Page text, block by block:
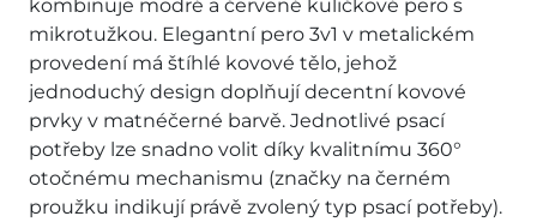
kombinuje modré a červené kuličkové pero s
mikrotužkou. Elegantní pero 3v1 v metalickém
provedení má štíhlé kovové tělo, jehož
jednoduchý design doplňují decentní kovové
prvky v matnéčerné barvě. Jednotlivé psací
potřeby lze snadno volit díky kvalitnímu 360°
otočnému mechanismu (značky na černém
proužku indikují právě zvolený typ psací potřeby).